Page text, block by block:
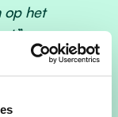
op het
.”